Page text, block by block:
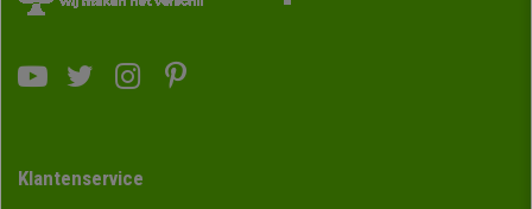
Klantenservice